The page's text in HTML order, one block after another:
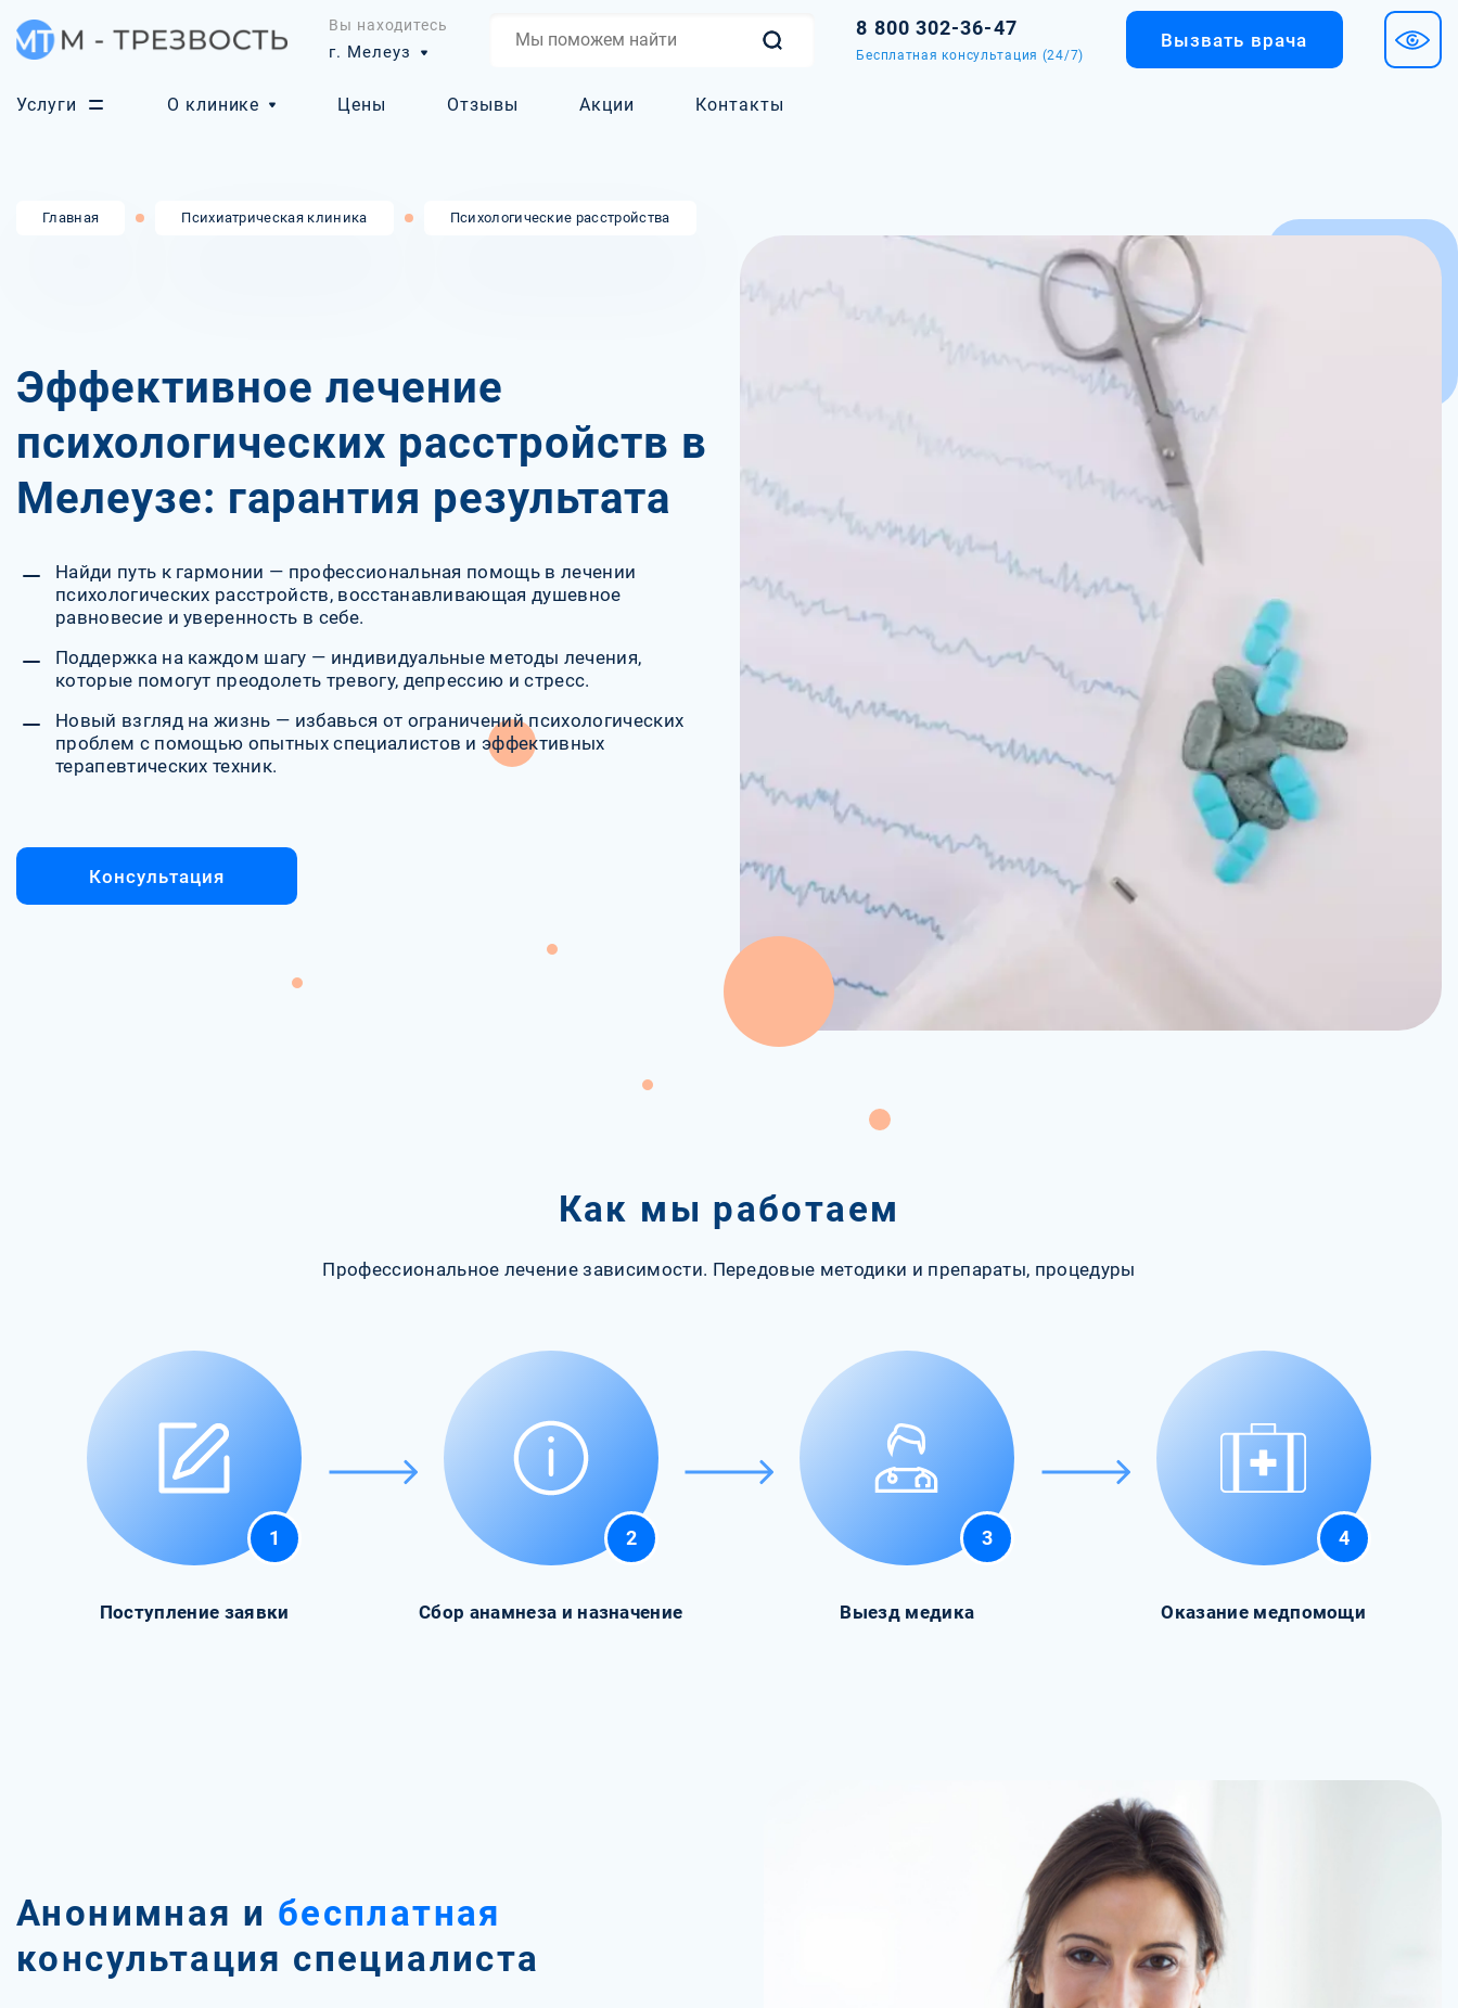
Вы находитесь
г. Мелеуз
8 800 302-36-47
Бесплатная консультация (24/7)
Вызвать врача
Услуги О клинике Цены Отзывы Акции Контакты
Главная Психиатрическая клиника Психологические расстройства
Эффективное лечение
психологических расстройств в
Мелеузе: гарантия результата
Найди путь к гармонии — профессиональная помощь в лечении
психологических расстройств, восстанавливающая душевное
равновесие и уверенность в себе.
Поддержка на каждом шагу — индивидуальные методы лечения,
которые помогут преодолеть тревогу, депрессию и стресс.
Новый взгляд на жизнь — избавься от ограничений психологических
проблем с помощью опытных специалистов и эффективных
терапевтических техник.
Консультация
Как мы работаем
Профессиональное лечение зависимости. Передовые методики и препараты, процедуры
1
Поступление заявки
2
Сбор анамнеза и назначение
3
Выезд медика
4
Оказание медпомощи
Анонимная и бесплатная
консультация специалиста